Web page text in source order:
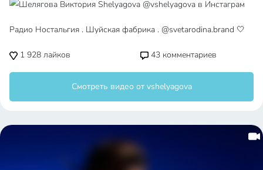
Радио Ностальгия . Шуйская фабрика . @svetarodina.brand 🤍
1 928 лайков 43 комментариев
Смотреть видео от vshelyagova